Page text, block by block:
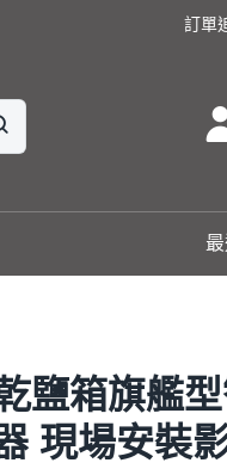
訂單
鹽箱旗艦
現場安裝